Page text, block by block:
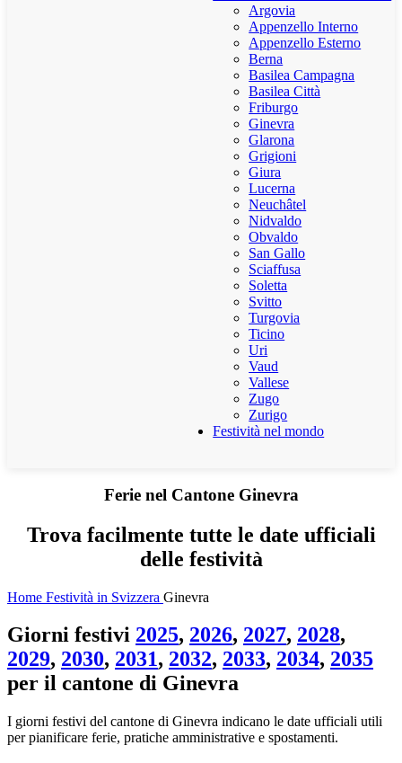
Argovia
Appenzello Interno
Appenzello Esterno
Berna
Basilea Campagna
Basilea Città
Friburgo
Ginevra
Glarona
Grigioni
Giura
Lucerna
Neuchâtel
Nidvaldo
Obvaldo
San Gallo
Sciaffusa
Soletta
Svitto
Turgovia
Ticino
Uri
Vaud
Vallese
Zugo
Zurigo
Festività nel mondo
Ferie nel Cantone Ginevra
Trova facilmente tutte le date ufficiali
delle festività
Home Festività in Svizzera Ginevra
Giorni festivi 2025, 2026, 2027, 2028,
2029, 2030, 2031, 2032, 2033, 2034, 2035
per il cantone di Ginevra
I giorni festivi del cantone di Ginevra indicano le date ufficiali utili
per pianificare ferie, pratiche amministrative e spostamenti.